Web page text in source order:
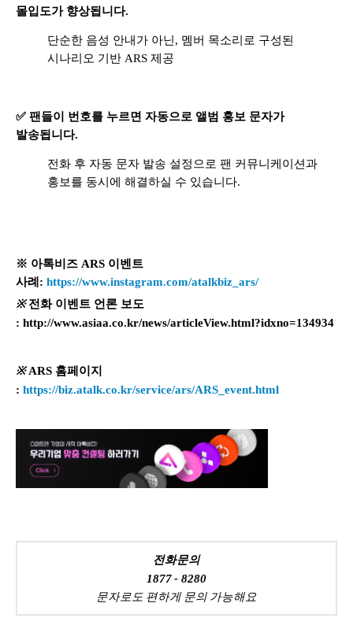
몰입도가 향상됩니다.
단순한 음성 안내가 아닌, 멤버 목소리로 구성된
시나리오 기반 ARS 제공
✅ 팬들이 번호를 누르면 자동으로 앨범 홍보 문자가
발송됩니다.
전화 후 자동 문자 발송 설정으로 팬 커뮤니케이션과
홍보를 동시에 해결하실 수 있습니다.
※ 아톡비즈 ARS 이벤트
사례: https://www.instagram.com/atalkbiz_ars/
※전화 이벤트 언론 보도
: http://www.asiaa.co.kr/news/articleView.html?idxno=134934
※ARS 홈페이지
: https://biz.atalk.co.kr/service/ars/ARS_event.html
전화문의
1877 - 8280
문자로도 편하게 문의 가능해요